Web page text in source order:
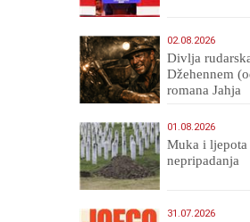
02.08.2026
Divlja
Džehennem
romana Jahja
01.08.2026
Muka i ljepota
nepripadanja
31.07.2026